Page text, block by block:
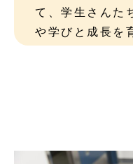
て、学生さんた
や学びと成長を